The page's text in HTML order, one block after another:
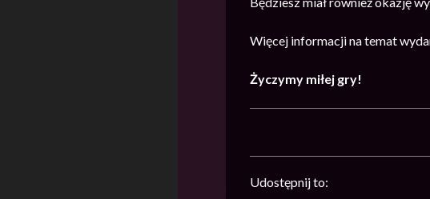
Więcej informacji na temat
Życzymy miłej gry!
Udostępnij to: